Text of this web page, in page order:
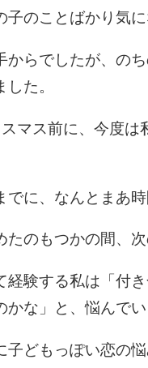
のことばかり気に
からでしたが、の
た。
マス前に、今度
に、なんとまあ
たのもつかの間、
経験する私は「付
な」と、悩んでい
どもっぽい恋の悩